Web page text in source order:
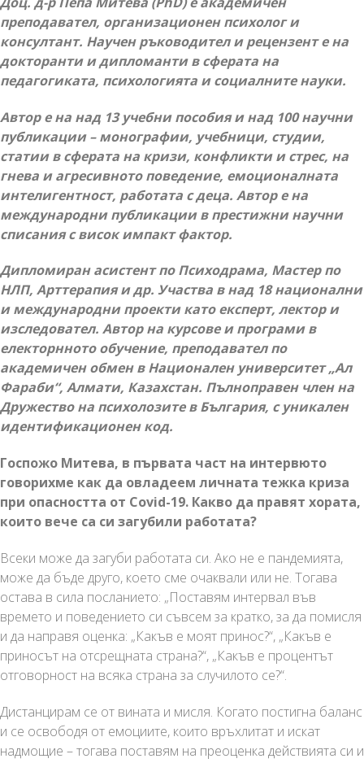
преподавател, организационен психолог и
консултант. Научен ръководител и рецензент е на
докторанти и дипломанти в сферата на
педагогиката, психологията и социалните науки.
Автор е на над 13 учебни пособия и над 100 научни
публикации – монографии, учебници, студии,
статии в сферата на кризи, конфликти и стрес, на
гнева и агресивното поведение, емоционалната
интелигентност, работата с деца. Автор е на
международни публикации в престижни научни
списания с висок импакт фактор.
Дипломиран асистент по Психодрама, Мастер по
НЛП, Арттерапия и др. Участва в над 18 национални
и международни проекти като експерт, лектор и
изследовател. Автор на курсове и програми в
електорнното обучение, преподавател по
академичен обмен в Национален университет „Ал
Фараби“, Алмати, Казахстан. Пълноправен член на
Дружество на психолозите в България, с уникален
идентификационен код.
Госпожо Митева, в първата част на интервюто
говорихме как да овладеем личната тежка криза
при опасността от Covid-19. Какво да правят хората,
които вече са си загубили работата?
Всеки може да загуби работата си. Ако не е пандемията,
може да бъде друго, което сме очаквали или не. Тогава
остава в сила посланието: „Поставям интервал във
времето и поведението си съвсем за кратко, за да помисля
и да направя оценка: „Какъв е моят принос?“, „Какъв е
приносът на отсрещната страна?“, „Какъв е процентът
отговорност на всяка страна за случилото се?“.
Дистанцирам се от вината и мисля. Когато постигна баланс
и се освободя от емоциите, които връхлитат и искат
надмощие – тогава поставям на преоценка действията си и